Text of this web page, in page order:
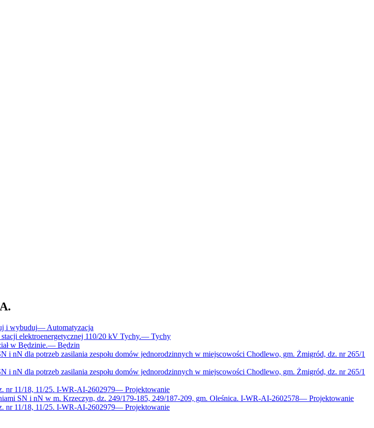
i wybuduj— Automatyzacja
elektroenergetycznej 110/20 kV Tychy.— Tychy
w Będzinie.— Będzin
nN dla potrzeb zasilania zespołu domów jednorodzinnych w miejscowości Chodlewo, gm. Żmigród, dz. nr 265/1
nN dla potrzeb zasilania zespołu domów jednorodzinnych w miejscowości Chodlewo, gm. Żmigród, dz. nr 265/1
nr 11/18, 11/25. I-WR-AI-2602979— Projektowanie
SN i nN w m. Krzeczyn, dz. 249/179-185, 249/187-209, gm. Oleśnica. I-WR-AI-2602578— Projektowanie
nr 11/18, 11/25. I-WR-AI-2602979— Projektowanie